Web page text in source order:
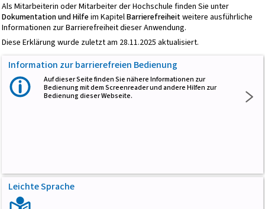
Als Mitarbeiterin oder Mitarbeiter der Hochschule finden Sie unter
Dokumentation und Hilfeim KapitelBarrierefreiheitweitere ausführliche
Informationen zur Barrierefreiheit dieser Anwendung.
Diese Erklärung wurde zuletzt am 28.11.2025 aktualisiert.
Information zur barrierefreien Bedienung
Auf dieser Seite finden Sie nähere Informationen zur
Bedienung mit dem Screenreader und andere Hilfen zur
Bedienung dieser Webseite.
Leichte Sprache